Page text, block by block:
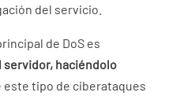
del servicio.
de DoS es
haciéndolo
este tipo de ciberataques